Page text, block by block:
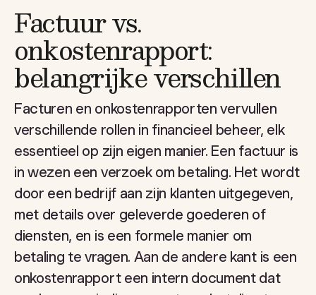
Factuur vs.
onkostenrapport:
belangrijke verschillen
Facturen en onkostenrapporten vervullen
verschillende rollen in financieel beheer, elk
essentieel op zijn eigen manier. Een factuur is
in wezen een verzoek om betaling. Het wordt
door een bedrijf aan zijn klanten uitgegeven,
met details over geleverde goederen of
diensten, en is een formele manier om
betaling te vragen. Aan de andere kant is een
onkostenrapport een intern document dat